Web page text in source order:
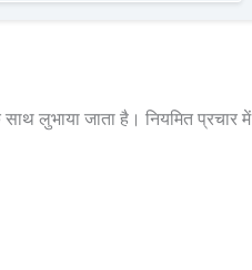
लुभाया जाता है। नियमित प्रचार में